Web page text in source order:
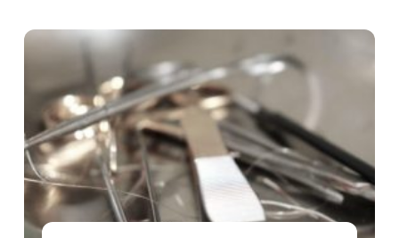
personlig omtanke går före stora
konferenssalar. Här ...